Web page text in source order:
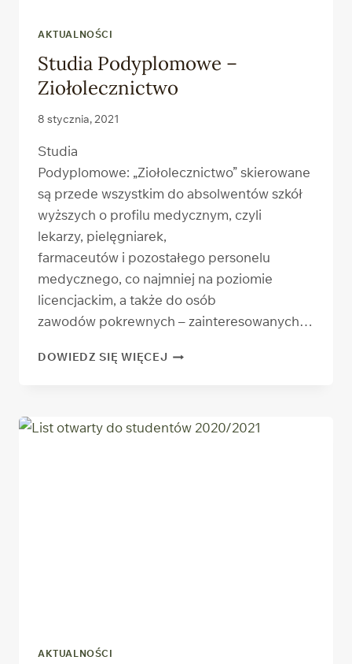
AKTUALNOŚCI
Studia Podyplomowe –
Ziołolecznictwo
8 stycznia, 2021
Studia
Podyplomowe: „Ziołolecznictwo” skierowane
są przede wszystkim do absolwentów szkół
wyższych o profilu medycznym, czyli
lekarzy, pielęgniarek,
farmaceutów i pozostałego personelu
medycznego, co najmniej na poziomie
licencjackim, a także do osób
zawodów pokrewnych – zainteresowanych…
DOWIEDZ SIĘ WIĘCEJSTUDIA
AKTUALNOŚCI